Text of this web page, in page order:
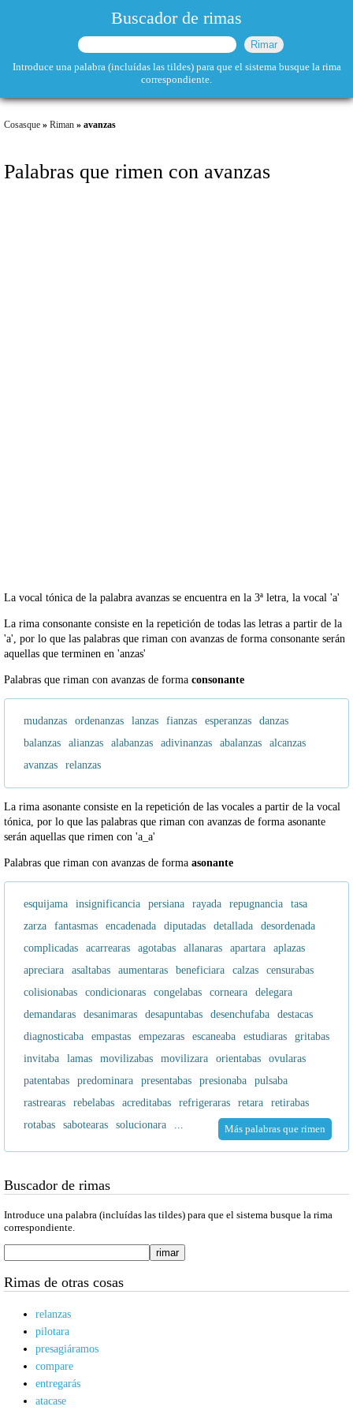
Buscador de rimas
Introduce una palabra (incluídas las tildes) para que el sistema busque la rima
correspondiente.
Cosasque » Riman » avanzas
Palabras que rimen con avanzas
La vocal tónica de la palabra avanzas se encuentra en la 3ª letra, la vocal 'a'
La rima consonante consiste en la repetición de todas las letras a partir de la
'a', por lo que las palabras que riman con avanzas de forma consonante serán
aquellas que terminen en 'anzas'
Palabras que riman con avanzas de forma consonante
mudanzas ordenanzas lanzas fianzas esperanzas
danzas
balanzas
alianzas alabanzas adivinanzas abalanzas
alcanzas
avanzas
relanzas
La rima asonante consiste en la repetición de las vocales a partir de la vocal
tónica, por lo que las palabras que riman con avanzas de forma asonante
serán aquellas que rimen con 'a_a'
Palabras que riman con avanzas de forma asonante
esquijama insignificancia persiana rayada repugnancia
tasa
zarza
fantasmas encadenada diputadas detallada
desordenada
complicadas
acarrearas agotabas allanaras apartara
aplazas
apreciara
asaltabas aumentaras beneficiara calzas
censurabas
colisionabas
condicionaras congelabas corneara
delegara
demandaras
desanimaras desapuntabas desenchufaba
destacas
diagnosticaba
empastas empezaras escaneaba estudiaras
gritabas
invitaba
lamas movilizabas movilizara orientabas
ovularas
patentabas
predominara presentabas presionaba
pulsaba
rastrearas
rebelabas acreditabas refrigeraras retara
retirabas
rotabas
sabotearas solucionara ... Más palabras que rimen
Buscador de rimas
Introduce una palabra (incluídas las tildes) para que el sistema busque la rima
correspondiente.
Rimas de otras cosas
relanzas
pilotara
presagiáramos
compare
entregarás
atacase